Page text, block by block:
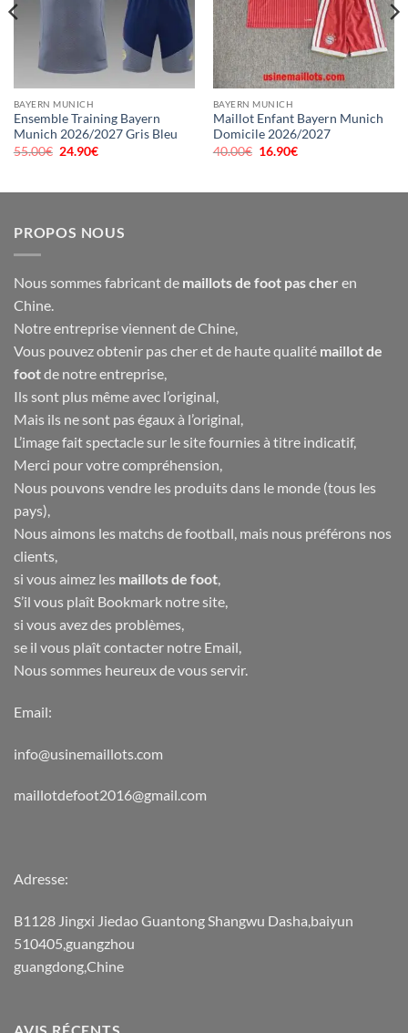
BAYERN MUNICH
Ensemble Training Bayern
Munich 2026/2027 Gris Bleu
55.00€ Le
24.90€Le
BAYERN MUNICH
Maillot Enfant Bayern Munich
Domicile 2026/2027
40.00€ Le
16.90€Le
PROPOS NOUS
Nous sommes fabricant de maillots de foot pas cher en
Chine.
Notre entreprise viennent de Chine,
Vous pouvez obtenir pas cher et de haute qualité maillot de
footde notre entreprise,
Ils sont plus même avec l’original,
Mais ils ne sont pas égaux à l’original,
L’image fait spectacle sur le site fournies à titre indicatif,
Merci pour votre compréhension,
Nous pouvons vendre les produits dans le monde (tous les
pays),
Nous aimons les matchs de football, mais nous préférons nos
clients,
si vous aimez les maillots de foot,
S’il vous plaît Bookmark notre site,
si vous avez des problèmes,
se il vous plaît contacter notre Email,
Nous sommes heureux de vous servir.
Email:
info@usinemaillots.com
maillotdefoot2016@gmail.com
Adresse:
B1128 Jingxi Jiedao Guantong Shangwu Dasha,baiyun
510405,guangzhou
guangdong,Chine
AVIS RÉCENTS